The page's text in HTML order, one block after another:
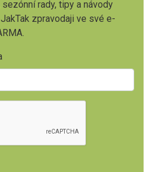
rady, tipy a návody
zpravodaji ve své e-